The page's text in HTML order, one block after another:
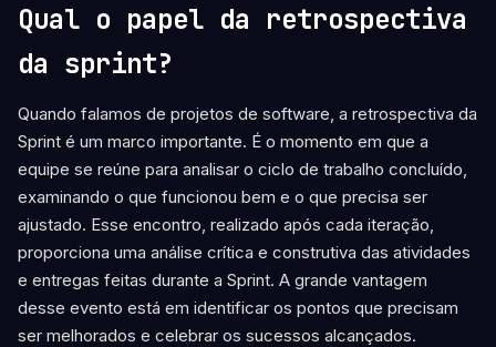
Qual o papel da retrospectiva
da sprint?
Quando falamos de projetos de software, a retrospectiva da
Sprint é um marco importante. É o momento em que a
equipe se reúne para analisar o ciclo de trabalho concluído,
examinando o que funcionou bem e o que precisa ser
ajustado. Esse encontro, realizado após cada iteração,
proporciona uma análise crítica e construtiva das atividades
e entregas feitas durante a Sprint. A grande vantagem
desse evento está em identificar os pontos que precisam
ser melhorados e celebrar os sucessos alcançados.